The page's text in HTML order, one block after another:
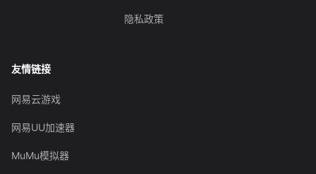
隐私政策
友情链接
网易云游戏
网易UU加速器
MuMu模拟器